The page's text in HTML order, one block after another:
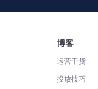
博客
运营干货
投放技巧